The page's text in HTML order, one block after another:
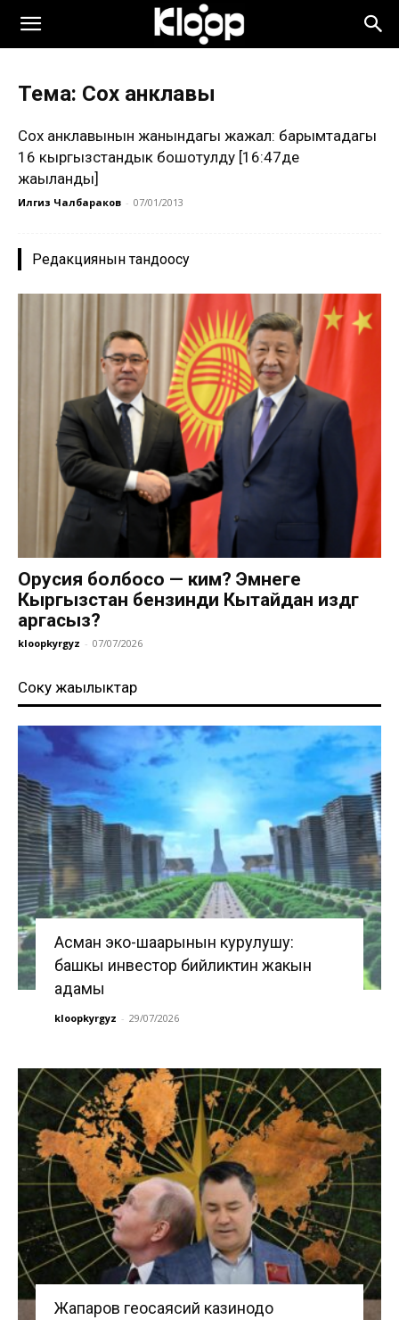
Тема: Cох анклавы
Сох анклавынын жанындагы жаңжал: барымтадагы
16 кыргызстандык бошотулду [16:47де
жаңыланды]
Илгиз Чалбараков - 07/01/2013
Редакциянын тандоосу
Орусия болбосо — ким? Эмнеге
Кыргызстан бензинди Кытайдан издөөгө
аргасыз?
kloopkyrgyz - 07/07/2026
Соңку жаңылыктар
Асман эко-шаарынын курулушу:
башкы инвестор бийликтин жакын
адамы
kloopkyrgyz - 29/07/2026
Жапаров геосаясий казинодо